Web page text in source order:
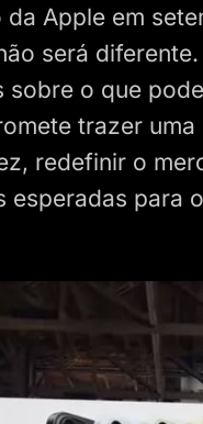
Apple em
será
sobre o que
trazer
redefinir o
esperadas para